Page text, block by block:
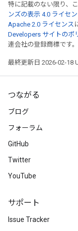
特に記載のない限り、
ンズの表示 4.0 ライセ
Apache 2.0 ライセンス
Developers サイトのポ
連会社の登録商標です。
最終更新日 2026-02-18
つながる
ブログ
フォーラム
GitHub
Twitter
YouTube
サポート
Issue Tracker